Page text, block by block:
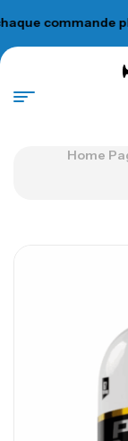
commande
Home